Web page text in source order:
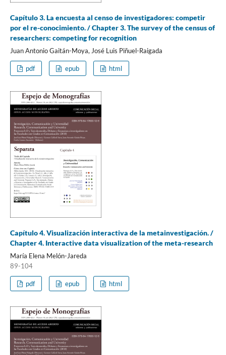
Capítulo 3. La encuesta al censo de investigadores: competir
por el re-conocimiento. / Chapter 3. The survey of the census of
researchers: competing for recognition
Juan Antonio Gaitán-Moya, José Luis Piñuel-Raigada
pdf epub html
Capítulo 4. Visualización interactiva de la metainvestigación. /
Chapter 4. Interactive data visualization of the meta-research
María Elena Melón-Jareda
89-104
pdf epub html